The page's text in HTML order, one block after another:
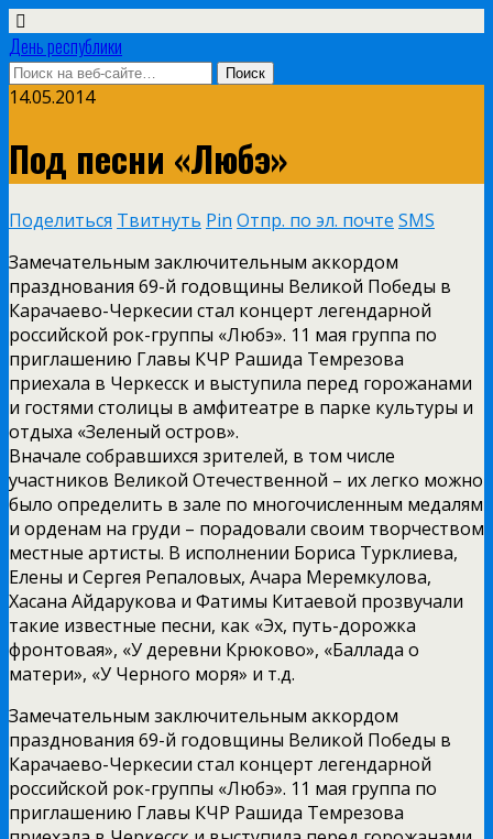
День республики
14.05.2014
Под песни «Любэ»
Поделиться Твитнуть Pin Отпр. по эл. почте SMS
Замечательным заключительным аккордом
празднования 69-й годовщины Великой Победы в
Карачаево-Черкесии стал концерт легендарной
российской рок-группы «Любэ». 11 мая группа по
приглашению Главы КЧР Рашида Темрезова
приехала в Черкесск и выступила перед горожанами
и гостями столицы в амфитеатре в парке культуры и
отдыха «Зеленый остров».
Вначале собравшихся зрителей, в том числе
участников Великой Отечественной – их легко можно
было определить в зале по многочисленным медалям
и орденам на груди – порадовали своим творчеством
местные артисты. В исполнении Бориса Турклиева,
Елены и Сергея Репаловых, Ачара Меремкулова,
Хасана Айдарукова и Фатимы Китаевой прозвучали
такие известные песни, как «Эх, путь-дорожка
фронтовая», «У деревни Крюково», «Баллада о
матери», «У Черного моря» и т.д.
Замечательным заключительным аккордом
празднования 69-й годовщины Великой Победы в
Карачаево-Черкесии стал концерт легендарной
российской рок-группы «Любэ». 11 мая группа по
приглашению Главы КЧР Рашида Темрезова